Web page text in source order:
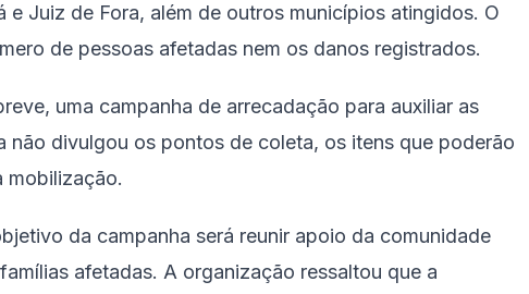
e Juiz de Fora, além de outros municípios atingidos. O
de pessoas afetadas nem os danos registrados.
uma campanha de arrecadação para auxiliar as
não divulgou os pontos de coleta, os itens que poderão
mobilização.
da campanha será reunir apoio da comunidade
afetadas. A organização ressaltou que a